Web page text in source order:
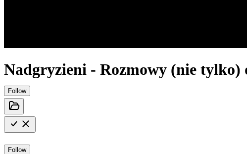
Nadgryzieni - Rozmowy (nie tylko)
Follow
Follow